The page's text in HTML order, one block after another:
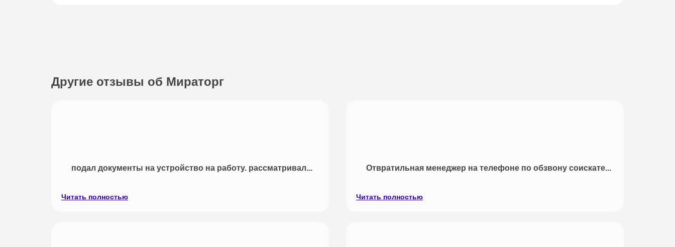
Другие отзывы об Мираторг
подал документы на устройство на работу. рассматривал...
Читать полностью
Отвратильная менеджер на телефоне по обзвону соискате...
Читать полностью